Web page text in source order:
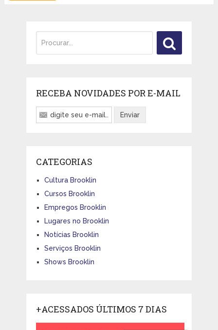
RECEBA NOVIDADES POR E-MAIL
CATEGORIAS
Cultura Brooklin
Cursos Brooklin
Empregos Brooklin
Lugares no Brooklin
Notícias Brooklin
Serviços Brooklin
Shows Brooklin
+ACESSADOS ÚLTIMOS 7 DIAS